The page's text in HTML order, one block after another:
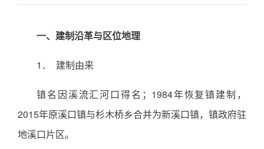
一、建制沿革与区位地理
1． 建制由来
镇名因溪流汇河口得名；1984年恢复镇建制，
2015年原溪口镇与杉木桥乡合并为新溪口镇，镇政府驻
地溪口片区。